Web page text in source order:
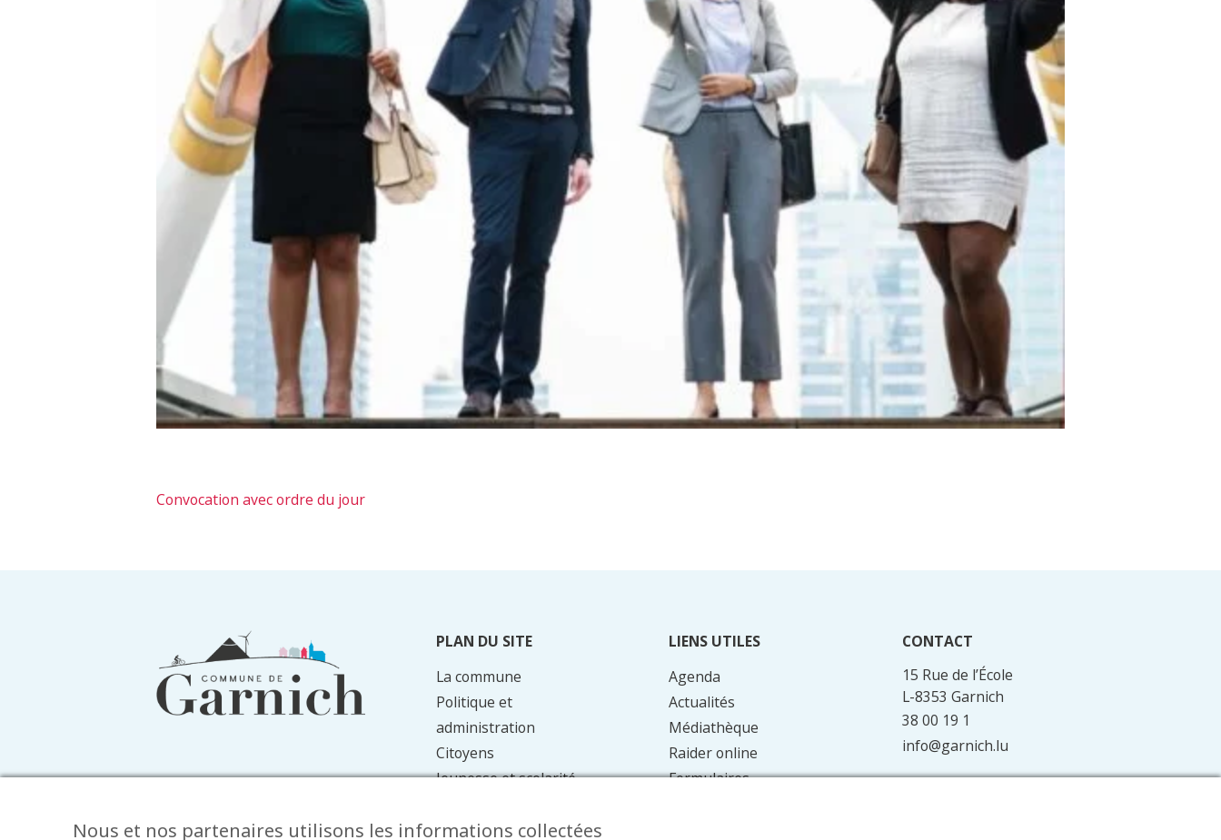
Convocation avec ordre du jour
PLAN DU SITE
La commune
Politique et
administration
Citoyens
Jeunesse et scolarité
Energie et
LIENS UTILES
Agenda
Actualités
Médiathèque
Raider online
Formulaires
CONTACT
15 Rue de l’École
L-8353 Garnich
38 00 19 1
info@garnich.lu
Facebook
Instagram
Nous et nos partenaires utilisons les informations collectées